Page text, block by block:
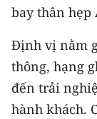
MEDIA CENTER
E-Magazine
bay thân hẹp
Định vị nằm
thông, hạng
đến trải
hành khách.